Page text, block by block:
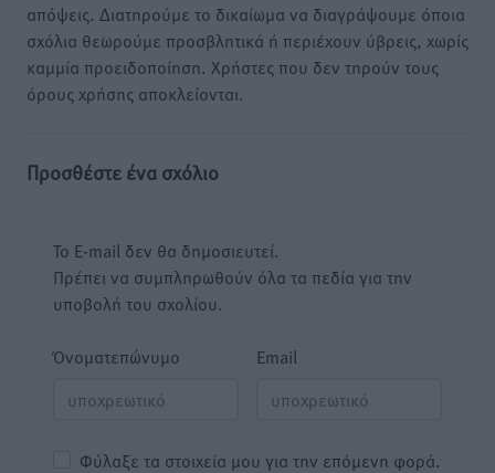
απόψεις. Διατηρούμε το δικαίωμα να διαγράψουμε όποια
σχόλια θεωρούμε προσβλητικά ή περιέχουν ύβρεις, χωρίς
καμμία προειδοποίηση. Χρήστες που δεν τηρούν τους
όρους χρήσης αποκλείονται.
Προσθέστε ένα σχόλιο
Το E-mail δεν θα δημοσιευτεί.
Πρέπει να συμπληρωθούν όλα τα πεδία για την
υποβολή του σχολίου.
Όνοματεπώνυμο Email
Φύλαξε τα στοιχεία μου για την επόμενη φορά.